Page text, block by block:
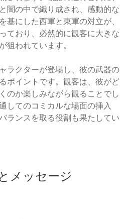
闇の中で織り成され、感動的な
基にした西軍と東軍の対立が、
ており、必然的に観客に大きな
狙われています。
ラクターが登場し、彼の武器の
ポイントです。観客は、彼がど
のか楽しみながら観ることでし
してのコミカルな場面の挿入
ランスを取る役割も果たしてい
メッセージ